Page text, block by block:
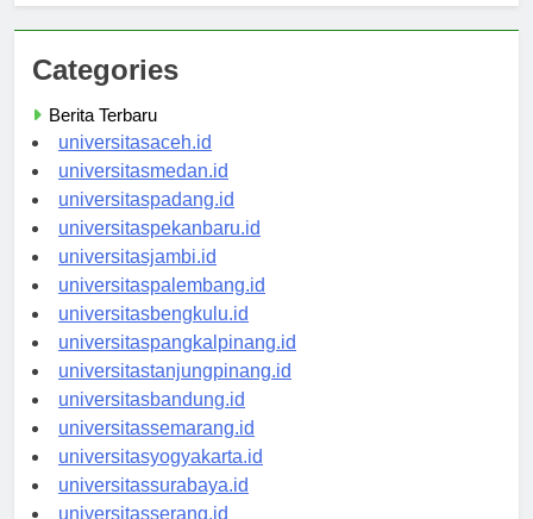
Categories
Berita Terbaru
universitasaceh.id
universitasmedan.id
universitaspadang.id
universitaspekanbaru.id
universitasjambi.id
universitaspalembang.id
universitasbengkulu.id
universitaspangkalpinang.id
universitastanjungpinang.id
universitasbandung.id
universitassemarang.id
universitasyogyakarta.id
universitassurabaya.id